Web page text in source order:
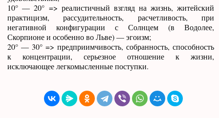
10° — 20° => реалистичный взгляд на жизнь, житейский
практицизм, рассудительность, расчетливость, при
негативной конфигурации с Солнцем (в Водолее,
Скорпионе и особенно во Льве) — эгоизм;
20° — 30° => предприимчивость, собранность, способность
к концентрации, серьезное отношение к жизни,
исключающее легкомысленные поступки.